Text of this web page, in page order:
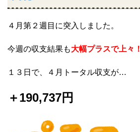
４月第２週目に突入しました。
今週の収支結果も大幅プラスで上々！
１３日で、４月トータル収支が…
＋190,737円